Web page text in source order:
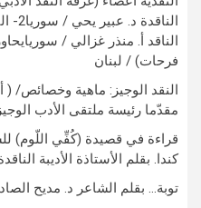
الناقد أ. منذر غزالي /
فرحات) / لبنان
النقد الوجيز: ماهية وخصائص/ (
مقدّما رئيسة ملتقى الأدب
قراءة في قصيدة (كُفِّي اللّوم)
كندا. بقلم الأستاذة الأديبة
توبة… بقلم الشاعر د. مديح